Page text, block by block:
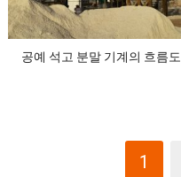
공예 석고 분말 기계의 흐름도
1